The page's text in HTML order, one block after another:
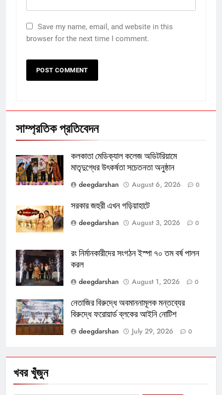
Save my name, email, and website in this
browser for the next time I comment.
সাম্প্রতিক প্রতিবেদন
কলকাতা মেডিক্যাল কলেজ অডিটরিয়ামে
মাতৃদুগ্ধের উৎকর্ষতা সচেতনতা অনুষ্ঠান
deegdarshan
August 6, 2026 0
সরকার জহুরী এখন গড়িয়াহাটে
deegdarshan
August 3, 2026 0
রং নির্মানকারীদের সংগঠন ইস্পা ৭০ তম বর্ষ পালন
করল
deegdarshan
August 1, 2026 0
নেতাজির বিরুদ্ধে অবমাননামূলক মন্তব্যের
বিরুদ্ধে ফরোয়ার্ড ব্লকের আইনি নোটিশ
deegdarshan
July 29, 2026 0
খবর খুঁজুন